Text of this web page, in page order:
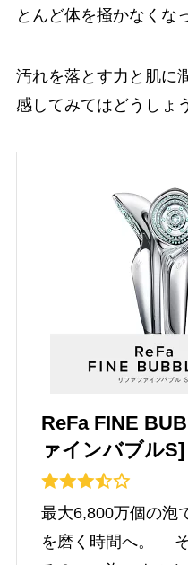
とんど体を掻かなくな
汚れを落とす力と肌に
感してみてはどうしょ
ReFa FINE
ァインバブルS]
最大6,800万個の泡
を磨く時間へ。